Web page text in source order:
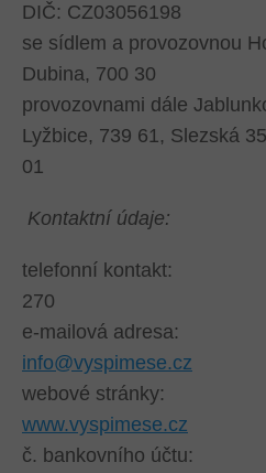
DIČ: CZ03056198
se sídlem a provozovnou
Dubina, 700 30
provozovnami dále
Lyžbice, 739 61, Slezská
01
Kontaktní údaje:
telefonní kontakt:
270
e-mailová
info@vyspimese.cz
webové
www.vyspimese.cz
č. bankovního